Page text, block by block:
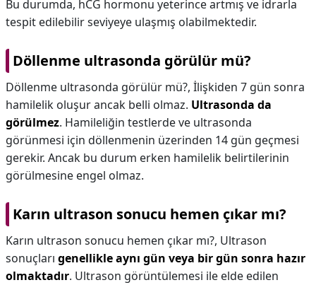
Bu durumda, hCG hormonu yeterince artmış ve idrarla
tespit edilebilir seviyeye ulaşmış olabilmektedir.
Döllenme ultrasonda görülür mü?
Döllenme ultrasonda görülür mü?, İlişkiden 7 gün sonra
hamilelik oluşur ancak belli olmaz. Ultrasonda da
görülmez. Hamileliğin testlerde ve ultrasonda
görünmesi için döllenmenin üzerinden 14 gün geçmesi
gerekir. Ancak bu durum erken hamilelik belirtilerinin
görülmesine engel olmaz.
Karın ultrason sonucu hemen çıkar mı?
Karın ultrason sonucu hemen çıkar mı?, Ultrason
sonuçları genellikle aynı gün veya bir gün sonra hazır
olmaktadır. Ultrason görüntülemesi ile elde edilen